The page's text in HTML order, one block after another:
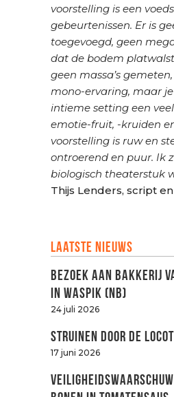
voorstelling is een
gebeurtenissen. Er is
toegevoegd, geen
dat de bodem
geen massa’s
mono-ervaring, maar
intieme setting een
emotie-fruit, -kruiden
voorstelling is ruw en
ontroerend en puur. Ik
biologisch theaterstuk
Thijs Lenders, script
Laatste nieuws
Bezoek aan Bakkerij
in Waspik (NB)
24 juli 2026
Struinen door de
17 juni 2026